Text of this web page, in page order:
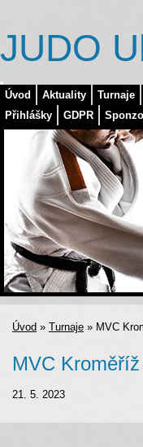
Úvod Aktuality Turnaje
Přihlášky
GDPR
JUDO
Úvod » Turnaje » MVC
MVC
21. 5. 2023